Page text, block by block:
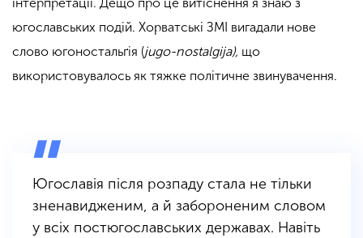
югославських подій. Хорватські ЗМІ вигадали нове
слово югоностальґія (jugo-nostalgija), що
використовувалось як тяжке політичне звинувачення.
Югославія після розпаду стала не тільки
зненавидженим, а й забороненим словом
у всіх постюгославських державах. Навіть